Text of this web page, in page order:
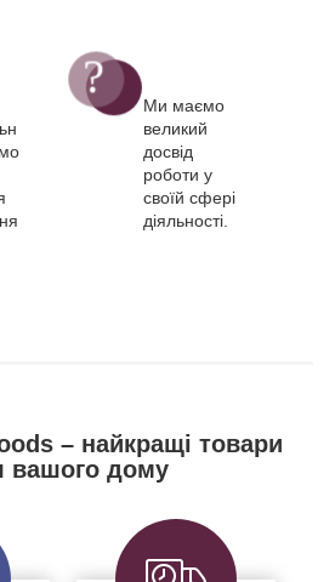
Ми маємо
великий
досвід
роботи у
своїй сфері
діяльності.
– найкращі товари
вашого дому